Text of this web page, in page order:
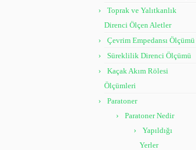
Toprak ve Yalıtkanlık
Direnci Ölçen Aletler
Çevrim Empedansı Ölçümü
Süreklilik Direnci Ölçümü
Kaçak Akım Rölesi
Ölçümleri
Paratoner
Paratoner Nedir
Yapıldığı
Yerler